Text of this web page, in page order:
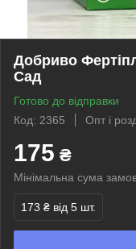
Добриво
Сад
Готово до відправки
Код: 2365
Опт і
175 ₴
Мінімальна сума
173 ₴ від 5 шт.